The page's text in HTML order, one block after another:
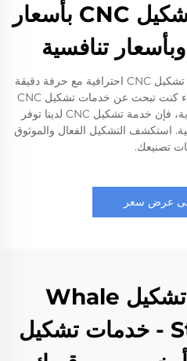
CNC - خدمات تشكيل CNC بأسعار
تنافسية
يقدم Whale Stone 3D خدمات تشكيل CNC احترافية مع حرفة دقيقة
وأرخص حلول تشكيل CNC. سواء كنت تبحث عن خدمات تشكيل CNC
قريبة منك أو نماذج أولية اقتصادية، فإن خدمة تشكيل CNC لدينا توفر
استكشف التشكيل الفعال والموثوق
تصنيعك.
عرض سعر
مزايا خدمات تشكيل Whale
Stone 3D CNC - خدمات تشكيل